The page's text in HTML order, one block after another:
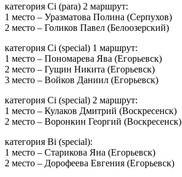
категория Ci (para) 2 маршрут:
1 место – Уразматова Полина (Серпухов)
2 место – Голиков Павел (Белоозерский)
категория Ci (special) 1 маршрут:
1 место – Пономарева Ява (Егорьевск)
2 место – Гущин Никита (Егорьевск)
3 место – Войков Даниил (Егорьевск)
категория Ci (special) 2 маршрут:
1 место – Кулаков Дмитрий (Воскресенск)
2 место – Воронкин Георгий (Воскресенск)
категория Вi (special):
1 место – Старикова Яна (Егорьевск)
2 место – Дорофеева Евгения (Егорьевск)